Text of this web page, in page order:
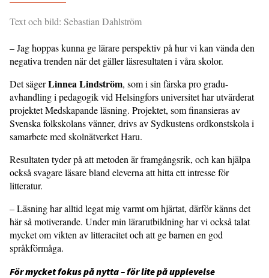
Text och bild: Sebastian Dahlström
– Jag hoppas kunna ge lärare perspektiv på hur vi kan vända den
negativa trenden när det gäller läsresultaten i våra skolor.
Det sägerLinnea Lindström, som i sin färska pro gradu-
avhandling i pedagogik vid Helsingfors universitet har utvärderat
projektet Medskapande läsning. Projektet, som finansieras av
Svenska folkskolans vänner, drivs av Sydkustens ordkonstskola i
samarbete med skolnätverket Haru.
Resultaten tyder på att metoden är framgångsrik, och kan hjälpa
också svagare läsare bland eleverna att hitta ett intresse för
litteratur.
– Läsning har alltid legat mig varmt om hjärtat, därför känns det
här så motiverande. Under min lärarutbildning har vi också talat
mycket om vikten av litteracitet och att ge barnen en god
språkförmåga.
För mycket fokus på nytta – för lite på upplevelse